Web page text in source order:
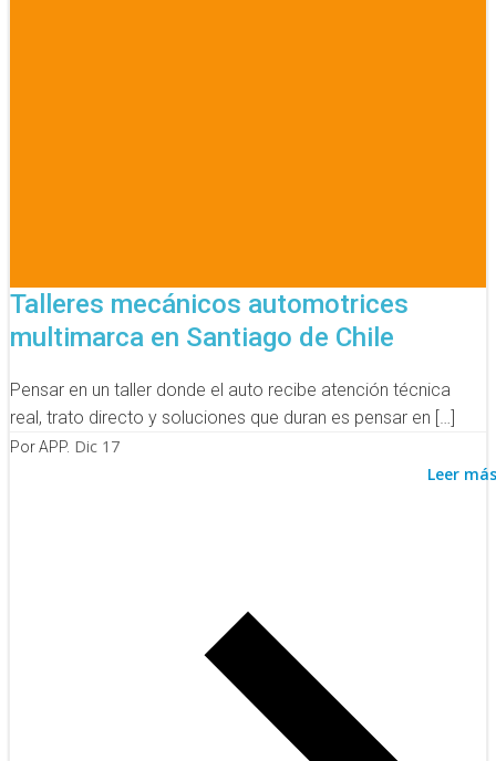
Talleres mecánicos automotrices
multimarca en Santiago de Chile
Pensar en un taller donde el auto recibe atención técnica
real, trato directo y soluciones que duran es pensar en […]
Por APP. Dic 17
Leer más